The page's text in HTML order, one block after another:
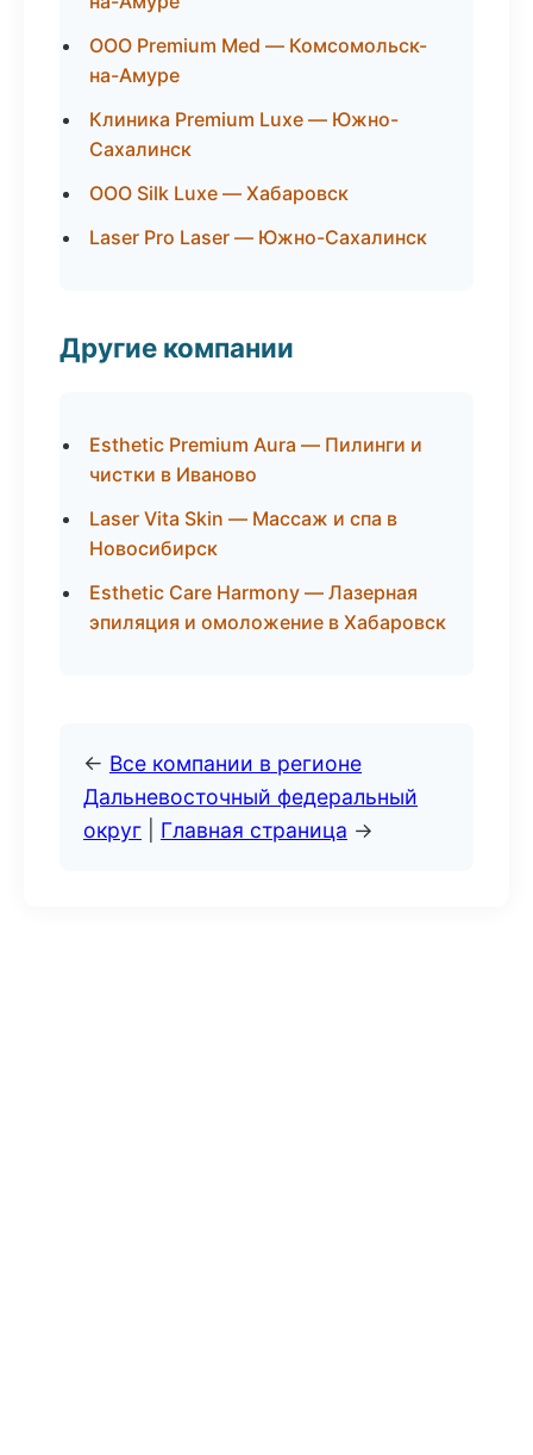
ООО Premium Med — Комсомольск-
на-Амуре
Клиника Premium Luxe — Южно-
Сахалинск
ООО Silk Luxe — Хабаровск
Laser Pro Laser — Южно-Сахалинск
Другие компании
Esthetic Premium Aura — Пилинги и
чистки в Иваново
Laser Vita Skin — Массаж и спа в
Новосибирск
Esthetic Care Harmony — Лазерная
эпиляция и омоложение в Хабаровск
← Все компании в регионе
Дальневосточный федеральный
округ
Главная страница →